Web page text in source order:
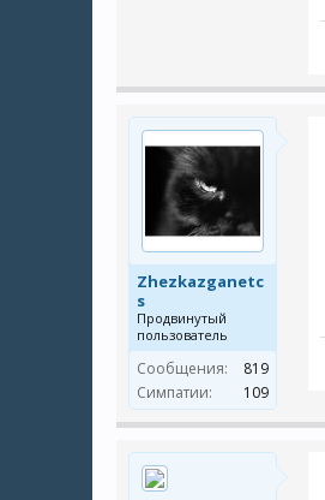
Zhezkazganetc
s
Продвинутый
пользователь
Сообщения:
819
Симпатии:
109